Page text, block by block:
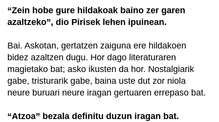
“Zein hobe gure hildakoak baino zer garen
azaltzeko”, dio Pirisek lehen ipuinean.
Bai. Askotan, gertatzen zaiguna ere hildakoen
bidez azaltzen dugu. Hor dago literaturaren
magietako bat; asko ikusten da hor. Nostalgiarik
gabe, tristurarik gabe, baina uste dut zor niola
neure buruari neure iragan gertuaren errepaso bat.
“Atzoa” bezala definitu duzun iragan bat.